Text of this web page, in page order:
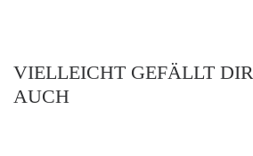
VIELLEICHT GEFÄLLT DIR
AUCH